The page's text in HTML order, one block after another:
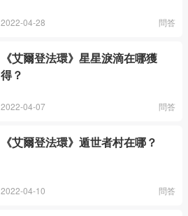
2022-04-28 問答
《艾爾登法環》星星淚滴在哪獲
得？
2022-04-07 問答
《艾爾登法環》遁世者村在哪？
2022-04-10 問答